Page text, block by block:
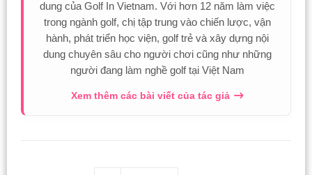
dung của Golf In Vietnam. Với hơn 12 năm làm việc
trong ngành golf, chị tập trung vào chiến lược, vận
hành, phát triển học viện, golf trẻ và xây dựng nội
dung chuyên sâu cho người chơi cũng như những
người đang làm nghề golf tại Việt Nam
Xem thêm các bài viết của tác giả